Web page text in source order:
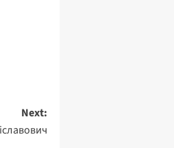
Next: